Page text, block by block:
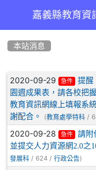
嘉義縣教育資
本站消息
文章列表
2020-09-29 急件
提醒
園週成果表，請各校把
教育資訊網線上填報系
謝配合。
(教育處學特科 /
2020-09-28 急件
請附
並提交人力資源網2.0之
發展科 / 624 / 行政公告)